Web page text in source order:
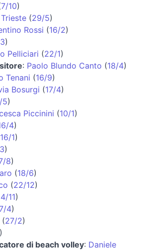
7/10)
(29/5)
Rossi (16/2)
)
Pelliciari (22/1)
: Paolo Blundo Canto (18/4)
Tenani (16/9)
Bosurgi (17/4)
5)
Piccinini (10/1)
4)
16/1)
)
8)
(18/6)
(22/12)
11)
4)
(27/2)
)
di beach volley: Daniele